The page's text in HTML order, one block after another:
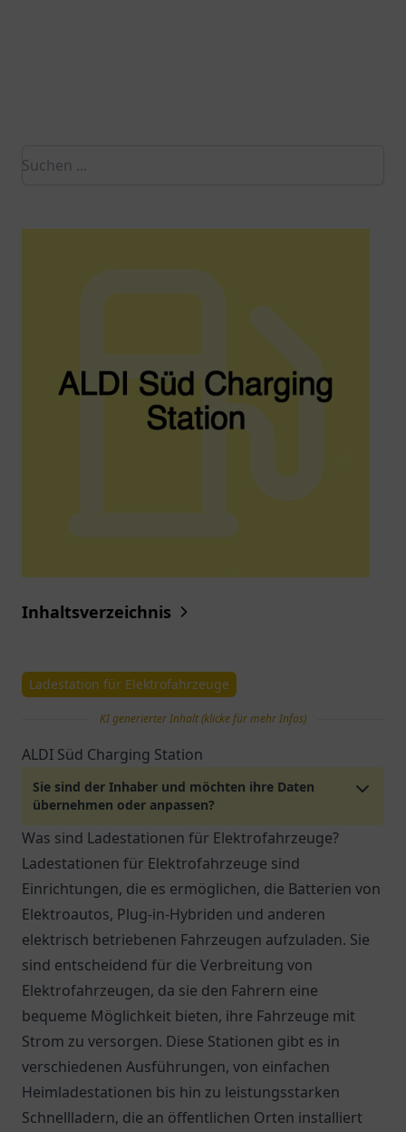
Inhaltsverzeichnis
Ladestation für Elektrofahrzeuge
KI generierter Inhalt (klicke für mehr Infos)
ALDI Süd Charging Station
Sie sind der Inhaber und möchten ihre Daten
übernehmen oder anpassen?
Was sind Ladestationen für Elektrofahrzeuge?
Ladestationen für Elektrofahrzeuge sind
Einrichtungen, die es ermöglichen, die Batterien von
Elektroautos, Plug-in-Hybriden und anderen
elektrisch betriebenen Fahrzeugen aufzuladen. Sie
sind entscheidend für die Verbreitung von
Elektrofahrzeugen, da sie den Fahrern eine
bequeme Möglichkeit bieten, ihre Fahrzeuge mit
Strom zu versorgen. Diese Stationen gibt es in
verschiedenen Ausführungen, von einfachen
Heimladestationen bis hin zu leistungsstarken
Schnellladern, die an öffentlichen Orten installiert